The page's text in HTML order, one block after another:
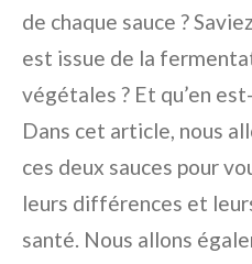
de chaque sauce ?
est issue de la
végétales ? Et qu’en
Dans cet article, nous
ces deux sauces pour
leurs différences et
santé. Nous allons